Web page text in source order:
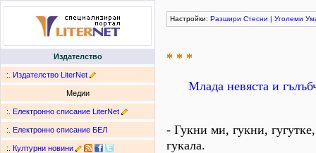
Издателство
:. Издателство LiterNet
Медии
:. Електронно списание LiterNet
:. Електронно списание БЕЛ
:. Културни новини
Настройки: Разшири Стесни | Уголеми
* * *
Млада невяста и
- Гукни ми, гукни,
гукала.